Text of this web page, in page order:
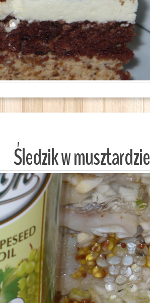
Śledzik w musztardzie